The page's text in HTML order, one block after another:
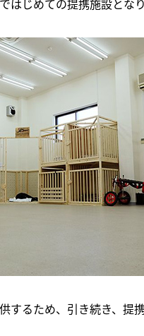
じめての提携施設となり
するため、引き続き、提